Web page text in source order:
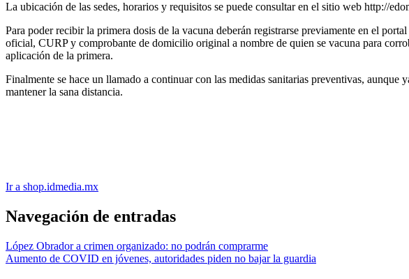
La ubicación de las sedes, horarios y requisitos se puede consultar en el sitio web http://
Para poder recibir la primera dosis de la vacuna deberán registrarse previamente en el
oficial, CURP y comprobante de domicilio original a nombre de quien se vacuna para
aplicación de la primera.
Finalmente se hace un llamado a continuar con las medidas sanitarias preventivas,
mantener la sana distancia.
Ir a shop.idmedia.mx
Navegación de entradas
López Obrador a crimen organizado: no podrán comprarme
Aumento de COVID en jóvenes, autoridades piden no bajar la guardia